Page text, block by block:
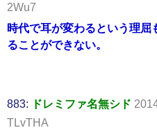
2Wu7
時代で耳が変わるという理
ることができない。
883: ドレミファ名無シド
TLvTHA